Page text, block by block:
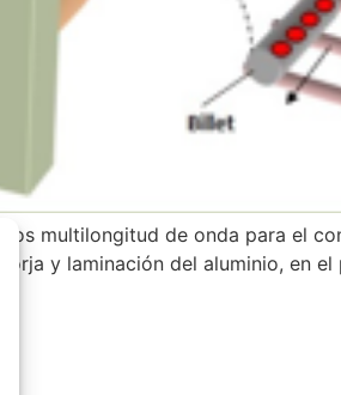
multilongitud de onda para el
y laminación del aluminio, en